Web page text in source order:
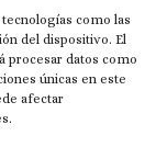
como las
del dispositivo. El
procesar datos como
únicas en este
afectar- NailSaryny